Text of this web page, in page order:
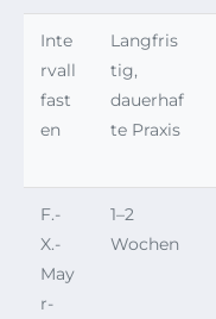
Inte
rvall
fast
en
Langfris
tig,
dauerhaf
te Praxis
F.-
X.-
May
r-
1–2
Wochen